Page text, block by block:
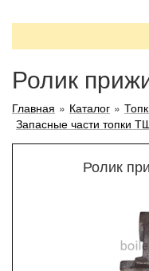
Ролик
Главная » Каталог »
Запасные части топки
Ролик